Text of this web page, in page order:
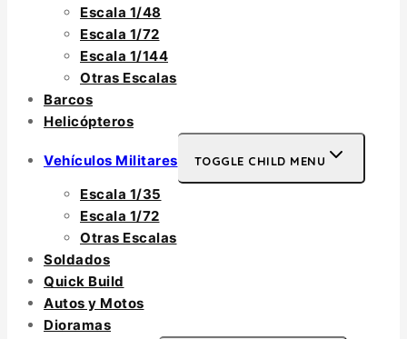
Escala 1/48
Escala 1/72
Escala 1/144
Otras Escalas
Barcos
Helicópteros
Vehículos Militares TOGGLE CHILD MENU
Escala 1/35
Escala 1/72
Otras Escalas
Soldados
Quick Build
Autos y Motos
Dioramas